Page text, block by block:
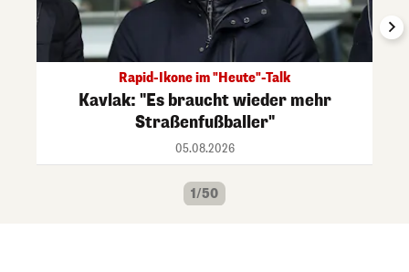
Rapid-Ikone im "Heute"-Talk
Kavlak: "Es braucht wieder mehr
Straßenfußballer"
05.08.2026
1/50